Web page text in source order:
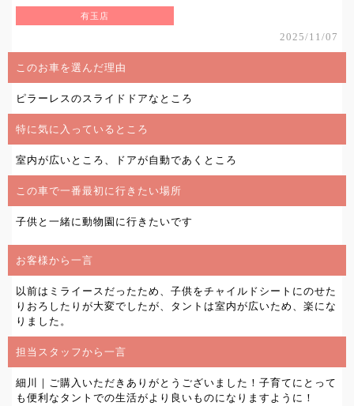
有玉店
2025/11/07
このお車を選んだ理由
ピラーレスのスライドドアなところ
特に気に入っているところ
室内が広いところ、ドアが自動であくところ
この車で一番最初に行きたい場所
子供と一緒に動物園に行きたいです
お客様から一言
以前はミライースだったため、子供をチャイルドシートにのせた
りおろしたりが大変でしたが、タントは室内が広いため、楽にな
りました。
担当スタッフから一言
細川｜ご購入いただきありがとうございました！子育てにとって
も便利なタントでの生活がより良いものになりますように！